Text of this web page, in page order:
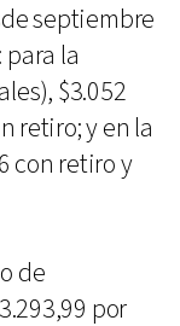
septiembre
la
$3.052
retiro; y en la
con retiro y
de
por